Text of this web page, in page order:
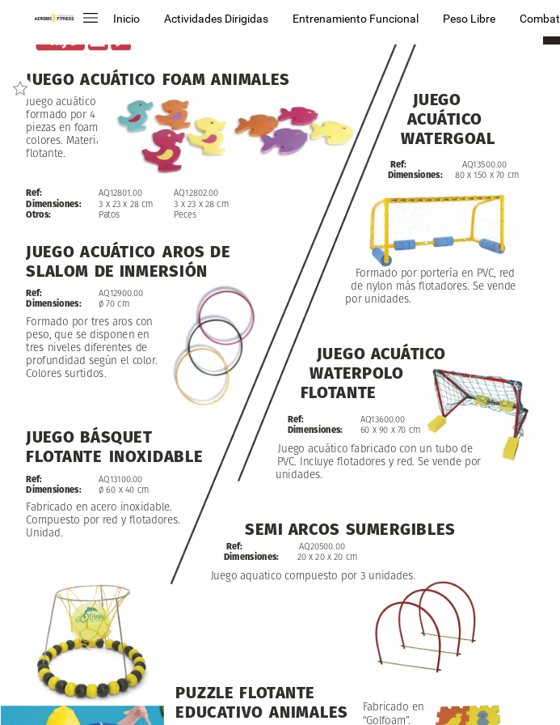
Inicio Actividades Dirigidas Entrenamiento Funcional Peso Libre Combat
Juego acuático
formado por 4
piezas en foam
colores. Material
flotante.
JUEGO ACUÁTICO FOAM ANIMALES
Ref:
Dimensiones:
Otros:
AQ12801.00
3 x 23 x 28 cm
Patos
AQ12802.00
3 x 23 x 28 cm
Peces
Formado por tres aros con
peso, que se disponen en
tres niveles diferentes de
profundidad según el color.
Colores surtidos.
JUEGO ACUÁTICO AROS DE
SLALOM DE INMERSIÓN
Ref:
Dimensiones:
AQ12900.00
ø 70 cm
Fabricado en acero inoxidable.
Compuesto por red y flotadores.
Unidad.
JUEGO BÁSQUET
FLOTANTE INOXIDABLE
Ref:
Dimensiones:
AQ13100.00
ø 60 x 40 cm
Formado por portería en PVC, red
de nylon más flotadores. Se vende
por unidades.
JUEGO
ACUÁTICO
WATERGOAL
Ref:
Dimensiones:
AQ13500.00
80 x 150 x 70 cm
Juego acuático fabricado con un tubo de
PVC. Incluye flotadores y red. Se vende por
unidades.
JUEGO ACUÁTICO
WATERPOLO
FLOTANTE
Ref:
Dimensiones:
AQ13600.00
60 x 90 x 70 cm
Juego aquatico compuesto por 3 unidades.
SEMI ARCOS SUMERGIBLES
Ref:
Dimensiones:
AQ20500.00
20 x 20 x 20 cm
Fabricado en
“Golfoam”.
PUZZLE FLOTANTE
EDUCATIVO ANIMALES